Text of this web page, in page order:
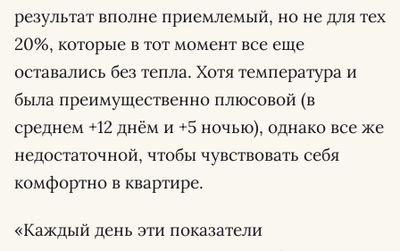
результат вполне приемлемый, но не для тех
20%, которые в тот момент все еще
оставались без тепла. Хотя температура и
была преимущественно плюсовой (в
среднем +12 днём и +5 ночью), однако все же
недостаточной, чтобы чувствовать себя
комфортно в квартире.
«Каждый день эти показатели